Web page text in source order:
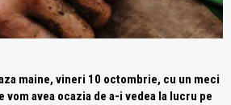
maine, vineri 10 octombrie, cu un meci
vom avea ocazia de a-i vedea la lucru pe